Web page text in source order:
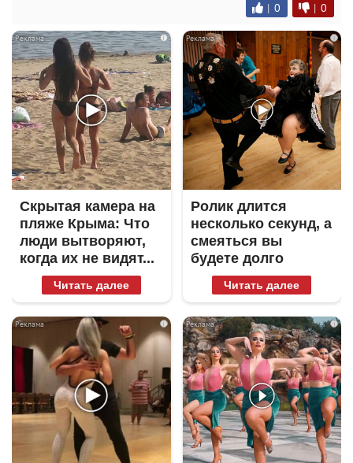
| 0 | 0
i
Скрытая камера на
пляже Крыма: Что
люди вытворяют,
когда их не видят...
Читать далее
i
Ролик длится
несколько секунд, а
смеяться вы
будете долго
Читать далее
i i